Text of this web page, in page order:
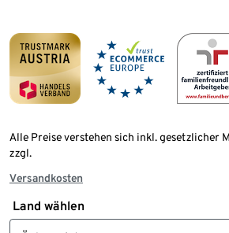
Alle Preise verstehen sich inkl. gesetzlicher
zzgl.
Versandkosten
Land wählen